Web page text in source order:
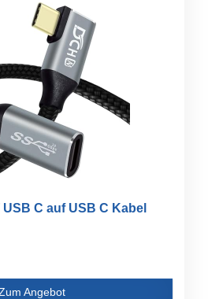
USB C auf USB C Kabel
Angebot